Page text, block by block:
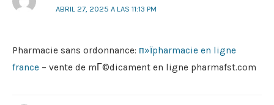
ABRIL 27, 2025 A LAS 11:13 PM
Pharmacie sans ordonnance: п»їpharmacie en ligne
france – vente de mГ©dicament en ligne pharmafst.com